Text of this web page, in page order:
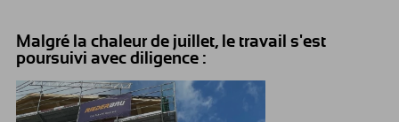
Malgré la chaleur de juillet, le travail s'est
poursuivi avec diligence :